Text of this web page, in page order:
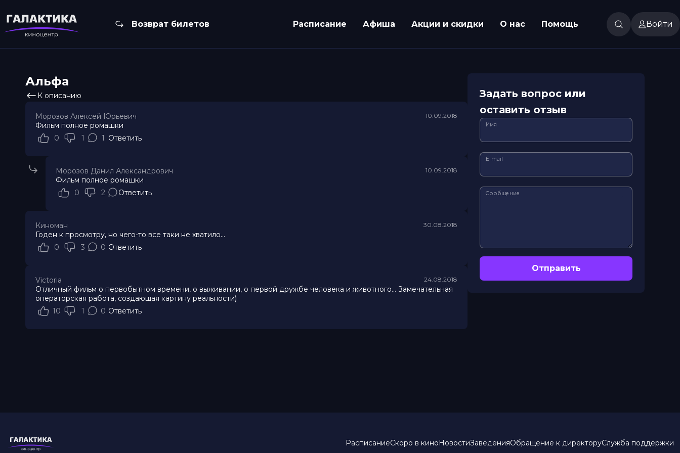
Возврат билетов Расписание Афиша Акции и скидки О нас Помощь Войти
Альфа
К описанию
Морозов Алексей Юрьевич 10.09.2018
Фильм полное ромашки
0
1 1 Ответить
Морозов Данил Александрович 10.09.2018
Фильм полное ромашки
0
2 Ответить
Киноман 30.08.2018
Годен к просмотру, но чего-то все таки не хватило...
0
3 0 Ответить
Victoria 24.08.2018
Отличный фильм о первобытном времени, о выживании, о первой дружбе человека и животного... Замечательная
операторская работа, создающая картину реальности)
10
1 0 Ответить
Задать вопрос или
оставить отзыв
Имя
E-mail
Сообщение
Отправить
РасписаниеСкоро в киноНовостиЗаведенияОбращение к директоруСлужба поддержки